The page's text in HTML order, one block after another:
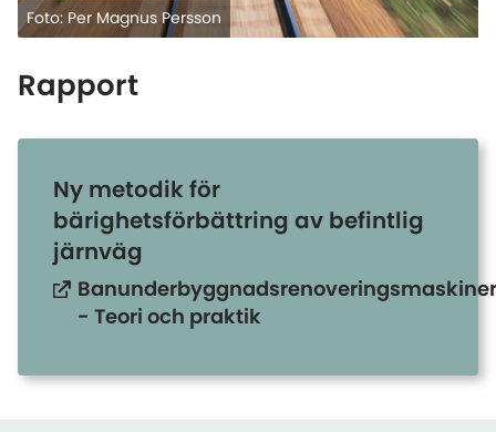
Foto: Per Magnus Persson
Rapport
Ny metodik för
bärighetsförbättring av befintlig
järnväg
Banunderbyggnadsrenoveringsmaskiner
- Teori och praktik